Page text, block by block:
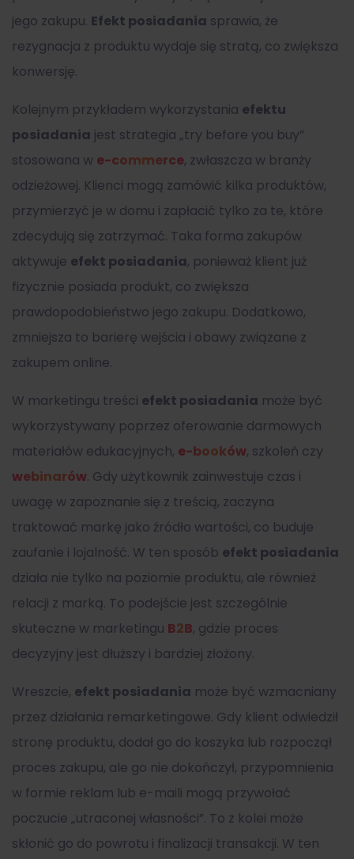
jego zakupu. Efekt posiadania sprawia, że
rezygnacja z produktu wydaje się stratą, co zwiększa
konwersję.
Kolejnym przykładem wykorzystania efektu
posiadania jest strategia „try before you buy”
stosowana w e-commerce, zwłaszcza w branży
odzieżowej. Klienci mogą zamówić kilka produktów,
przymierzyć je w domu i zapłacić tylko za te, które
zdecydują się zatrzymać. Taka forma zakupów
aktywuje efekt posiadania, ponieważ klient już
fizycznie posiada produkt, co zwiększa
prawdopodobieństwo jego zakupu. Dodatkowo,
zmniejsza to barierę wejścia i obawy związane z
zakupem online.
W marketingu treści efekt posiadania może być
wykorzystywany poprzez oferowanie darmowych
materiałów edukacyjnych, e-booków, szkoleń czy
webinarów. Gdy użytkownik zainwestuje czas i
uwagę w zapoznanie się z treścią, zaczyna
traktować markę jako źródło wartości, co buduje
zaufanie i lojalność. W ten sposób efekt posiadania
działa nie tylko na poziomie produktu, ale również
relacji z marką. To podejście jest szczególnie
skuteczne w marketingu B2B, gdzie proces
decyzyjny jest dłuższy i bardziej złożony.
Wreszcie, efekt posiadania może być wzmacniany
przez działania remarketingowe. Gdy klient odwiedził
stronę produktu, dodał go do koszyka lub rozpoczął
proces zakupu, ale go nie dokończył, przypomnienia
w formie reklam lub e-maili mogą przywołać
poczucie „utraconej własności”. To z kolei może
skłonić go do powrotu i finalizacji transakcji. W ten